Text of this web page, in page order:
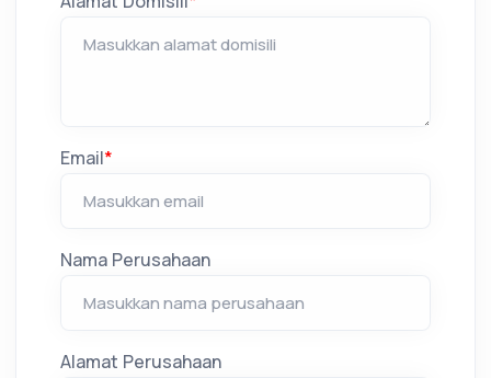
Email*
Nama Perusahaan
Alamat Perusahaan